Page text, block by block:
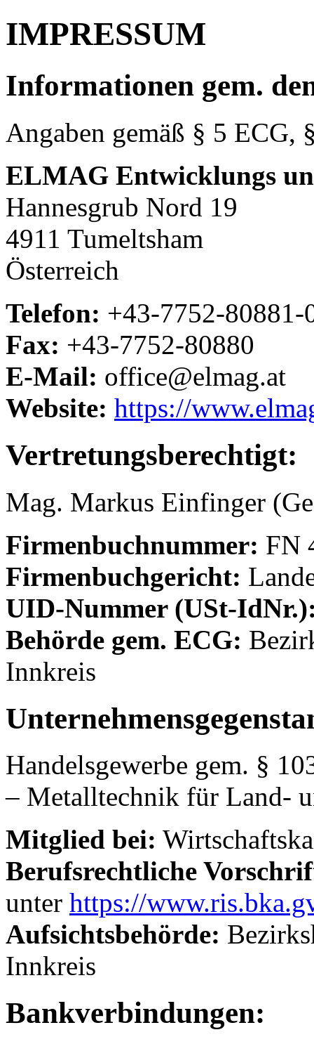
IMPRESSUM
Informationen gem.
Angaben gemäß § 5 ECG,
ELMAG Entwicklungs
Hannesgrub Nord 19
4911 Tumeltsham
Österreich
Telefon: +43-7752-80881-
Fax: +43-7752-80880
E-Mail: office@elmag.at
Website: https://
Vertretungsberechtigt:
Mag. Markus Einfinger
Firmenbuchnummer: FN
Firmenbuchgericht:
UID-Nummer (USt-
Behörde gem. ECG:
Innkreis
Handelsgewerbe gem. §
– Metalltechnik für Land-
Mitglied bei:
Berufsrechtliche
unter https://
Aufsichtsbehörde:
Innkreis
Bankverbindungen: